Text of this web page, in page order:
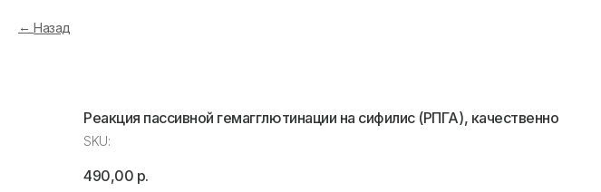
Назад
Реакция пассивной гемагглютинации на сифилис (РПГА), качественно
SKU:
490,00 р.